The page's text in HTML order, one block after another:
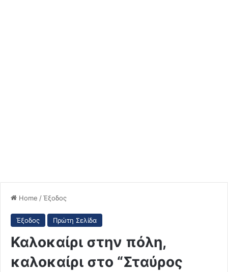
Home /Έξοδος
Έξοδος Πρώτη Σελίδα
Καλοκαίρι στην πόλη,
καλοκαίρι στο “Σταύρος